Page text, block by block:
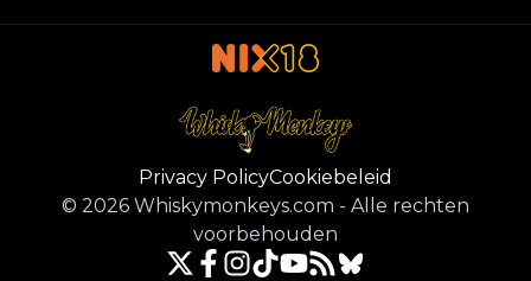
Privacy PolicyCookiebeleid
© 2026 Whiskymonkeys.com - Alle rechten
voorbehouden